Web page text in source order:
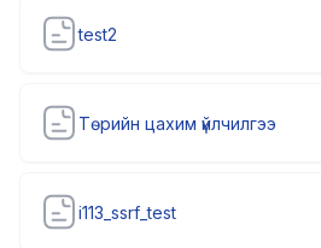
test2
Төрийн цахим үйлчилгээ
i113_ssrf_test